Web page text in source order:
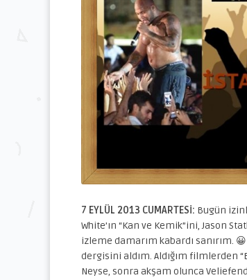
7 EYLÜL 2013 CUMARTESİ: Bugün
White’ın “Kan ve Kemik”ini, Jason
izleme damarım kabardı sanırım.
dergisini aldım. Aldığım filmlerden
Neyse, sonra akşam olunca